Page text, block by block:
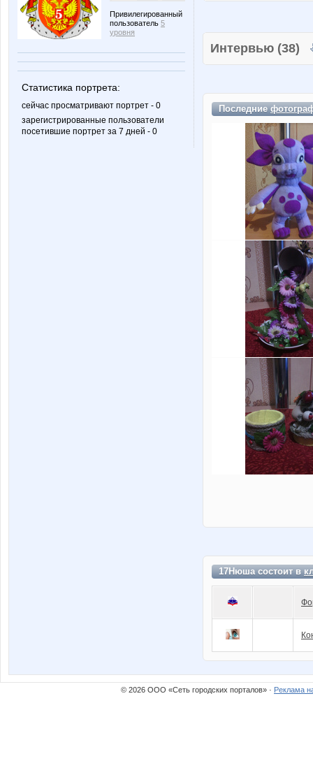
Привилегированный
пользователь 5
уровня
Статистика портрета:
сейчас просматривают портрет - 0
зарегистрированные пользователи
посетившие портрет за 7 дней - 0
Интервью (38)
Последние
17Нюша состоит в
© 2026 ООО «Сеть городских порталов» · Реклама